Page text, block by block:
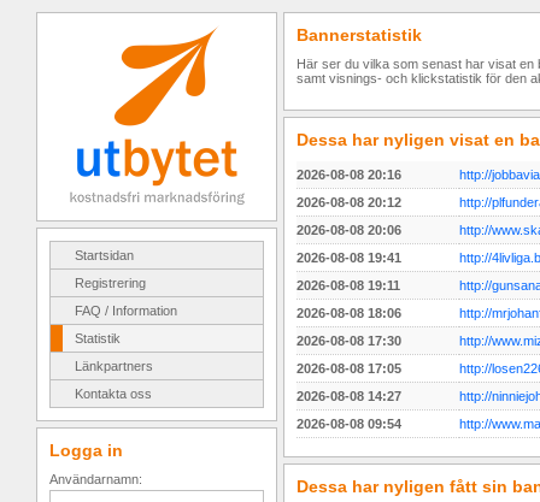
Startsidan
Registrering
FAQ / Information
Statistik
Länkpartners
Kontakta oss
Logga in
Användarnamn:
Bannerstatistik
Här ser du vilka som senast har visat en
samt visnings- och klickstatistik för den
Dessa har nyligen visat en
2026-08-08 20:16
http://
2026-08-08 20:12
http://
2026-08-08 20:06
http://
2026-08-08 19:41
http://
2026-08-08 19:11
http://
2026-08-08 18:06
http://
2026-08-08 17:30
http://
2026-08-08 17:05
http://
2026-08-08 14:27
http://
2026-08-08 09:54
http://
Dessa har nyligen fått sin